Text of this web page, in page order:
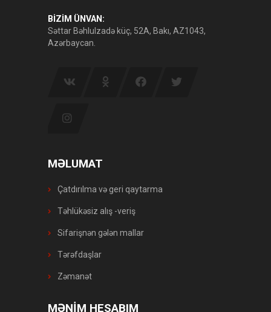
BİZİM ÜNVAN:
Səttar Bəhlulzadə küç, 52A, Bakı, AZ1043,
Azərbaycan.
MƏLUMAT
Çatdırılma və geri qaytarma
Təhlükəsiz alış -veriş
Sifarişnən gələn mallar
Tərəfdaşlar
Zəmanət
MƏNİM HESABIM